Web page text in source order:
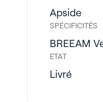
Apside
SPÉCIFICITÉS
BREEAM
ETAT
Livré